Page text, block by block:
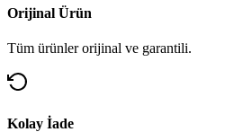
Orijinal Ürün
Tüm ürünler orijinal ve garantili.
Kolay İade